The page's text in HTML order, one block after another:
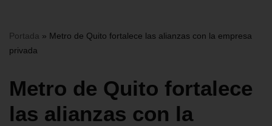
Portada » Metro de Quito fortalece las alianzas con la empresa
privada
Metro de Quito fortalece
las alianzas con la